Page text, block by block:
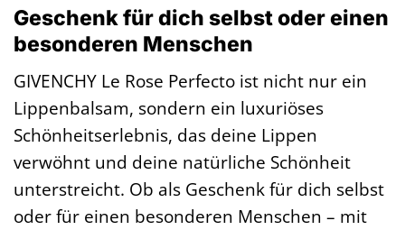
Geschenk für dich selbst oder einen
besonderen Menschen
GIVENCHY Le Rose Perfecto ist nicht nur ein
Lippenbalsam, sondern ein luxuriöses
Schönheitserlebnis, das deine Lippen
verwöhnt und deine natürliche Schönheit
unterstreicht. Ob als Geschenk für dich selbst
oder für einen besonderen Menschen – mit